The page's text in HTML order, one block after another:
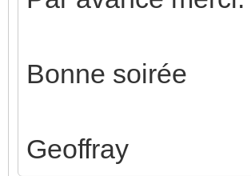
Bonne soirée
Geoffray